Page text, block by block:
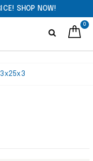
SHOP NOW!
0